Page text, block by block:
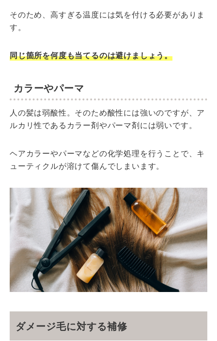
そのため、高すぎる温度には気を付ける必要がありま
す。
同じ箇所を何度も当てるのは避けましょう。
カラーやパーマ
人の髪は弱酸性。そのため酸性には強いのですが、ア
ルカリ性であるカラー剤やパーマ剤には弱いです。
ヘアカラーやパーマなどの化学処理を行うことで、キ
ューティクルが溶けて傷んでしまいます。
ダメージ毛に対する補修